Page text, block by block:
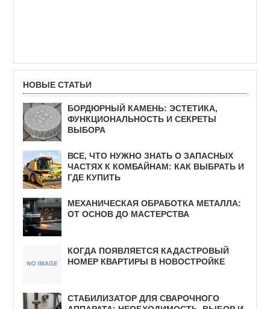
НОВЫЕ СТАТЬИ
БОРДЮРНЫЙ КАМЕНЬ: ЭСТЕТИКА,
ФУНКЦИОНАЛЬНОСТЬ И СЕКРЕТЫ
ВЫБОРА
ВСЕ, ЧТО НУЖНО ЗНАТЬ О ЗАПАСНЫХ
ЧАСТЯХ К КОМБАЙНАМ: КАК ВЫБРАТЬ И
ГДЕ КУПИТЬ
МЕХАНИЧЕСКАЯ ОБРАБОТКА МЕТАЛЛА:
ОТ ОСНОВ ДО МАСТЕРСТВА
КОГДА ПОЯВЛЯЕТСЯ КАДАСТРОВЫЙ
НОМЕР КВАРТИРЫ В НОВОСТРОЙКЕ
СТАБИЛИЗАТОР ДЛЯ СВАРОЧНОГО